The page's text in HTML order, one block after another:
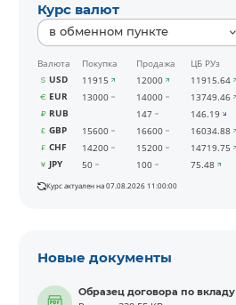
Курс валют
в обменном пункте
Валюта Покупка Продажа
ЦБ РУз
USD
11915 12000
11915.64
EUR
13000 14000
13749.46
RUB
147
146.19
GBP
15600 16600
16034.88
CHF
14200 15200
14719.75
JPY
50 100 75.48
Курс актуален на 07.08.2026 11:00:00
Новые документы
Образец договора по вкладу